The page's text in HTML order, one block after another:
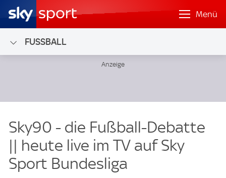
Menü
FUSSBALL
Sky90 - die Fußball-Debatte
|| heute live im TV auf Sky
Sport Bundesliga